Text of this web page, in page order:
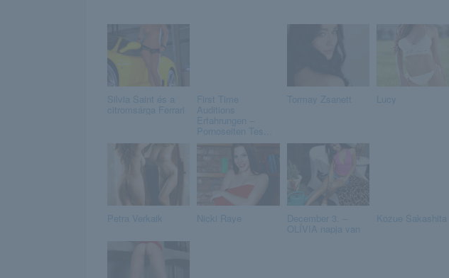
Silvia Saint és a
citromsárga Ferrari
First Time
Auditions
Erfahrungen –
Pornoseiten Tes...
Tormay Zsanett Lucy
Petra Verkaik Nicki Raye December 3. –
OLÍVIA napja van
Kozue Sakashita